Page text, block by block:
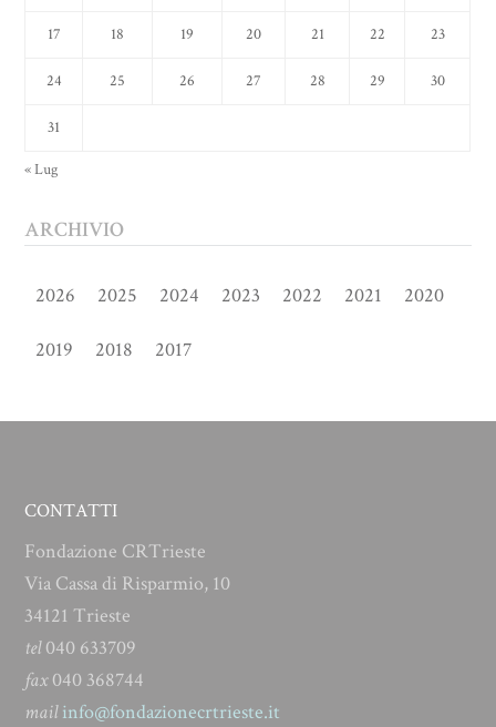
17 18 19 20 21 22 23
24 25 26 27 28 29 30
31
« Lug
ARCHIVIO
2026 2025 2024 2023 2022 2021 2020
2019 2018 2017
CONTATTI
Fondazione CRTrieste
Via Cassa di Risparmio, 10
34121 Trieste
tel040 633709
fax040 368744
mailinfo@fondazionecrtrieste.it